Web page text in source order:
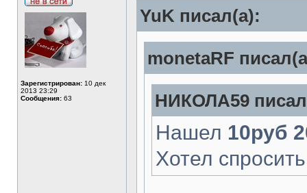
Зарегистрирован: 10 дек
2013 23:29
Сообщения: 63
YuK писал(а):
monetaRF
НИКОЛА59
Нашел 10руб
Хотел